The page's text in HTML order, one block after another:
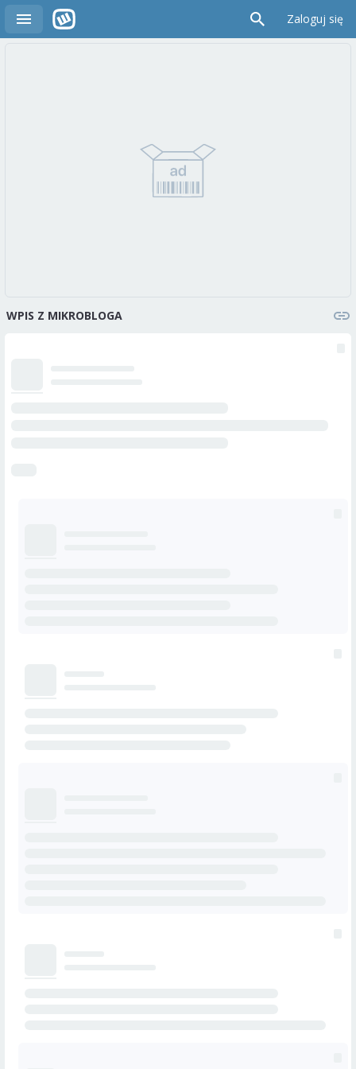
Zaloguj się
WPIS Z MIKROBLOGA